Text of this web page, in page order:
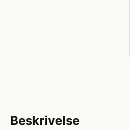
Beskrivelse